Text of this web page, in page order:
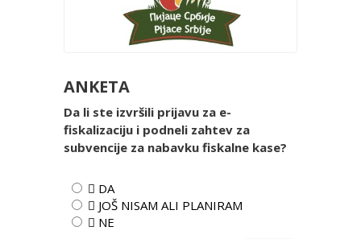
ANKETA
Da li ste izvršili prijavu za e-
fiskalizaciju i podneli zahtev za
subvencije za nabavku fiskalne kase?
 DA
 JOŠ NISAM ALI PLANIRAM
 NE